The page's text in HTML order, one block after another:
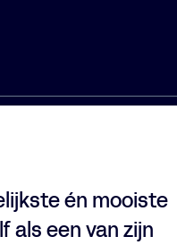
én mooiste
als een van zijn